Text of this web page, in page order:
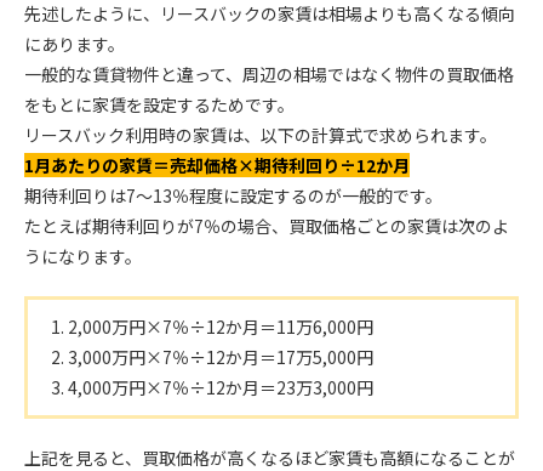
先述したように、リースバックの家賃は相場よりも高くなる傾向
にあります。
一般的な賃貸物件と違って、周辺の相場ではなく物件の買取価格
をもとに家賃を設定するためです。
リースバック利用時の家賃は、以下の計算式で求められます。
1月あたりの家賃＝売却価格×期待利回り÷12か月
期待利回りは7～13％程度に設定するのが一般的です。
たとえば期待利回りが7％の場合、買取価格ごとの家賃は次のよ
うになります。
2,000万円×7％÷12か月＝11万6,000円
3,000万円×7％÷12か月＝17万5,000円
4,000万円×7％÷12か月＝23万3,000円
上記を見ると、買取価格が高くなるほど家賃も高額になることが